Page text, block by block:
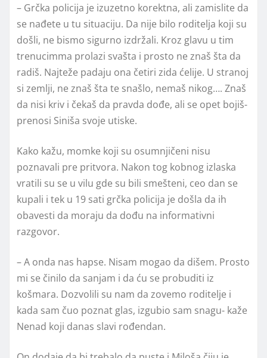
– Grčka policija je izuzetno korektna, ali zamislite da
se nađete u tu situaciju. Da nije bilo roditelja koji su
došli, ne bismo sigurno izdržali. Kroz glavu u tim
trenucimma prolazi svašta i prosto ne znaš šta da
radiš. Najteže padaju ona četiri zida ćelije. U stranoj
si zemlji, ne znaš šta te snašlo, nemaš nikog…. Znaš
da nisi kriv i čekaš da pravda dođe, ali se opet bojiš-
prenosi Siniša svoje utiske.
Kako kažu, momke koji su osumnjičeni nisu
poznavali pre pritvora. Nakon tog kobnog izlaska
vratili su se u vilu gde su bili smešteni, ceo dan se
kupali i tek u 19 sati grčka policija je došla da ih
obavesti da moraju da dođu na informativni
razgovor.
– A onda nas hapse. Nisam mogao da dišem. Prosto
mi se činilo da sanjam i da ću se probuditi iz
košmara. Dozvolili su nam da zovemo roditelje i
kada sam čuo poznat glas, izgubio sam snagu- kaže
Nenad koji danas slavi rođendan.